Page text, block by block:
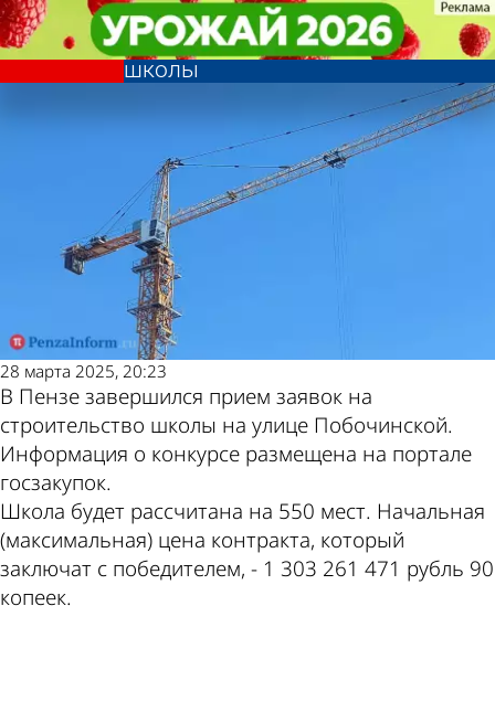
В Пензе закончили принимать
заявки на строительство новой
школы
Учеба
28 марта 2025, 20:23
В Пензе завершился прием заявок на
строительство школы на улице Побочинской.
Информация о конкурсе размещена на портале
госзакупок.
Школа будет рассчитана на 550 мест. Начальная
(максимальная) цена контракта, который
заключат с победителем, - 1 303 261 471 рубль 90
копеек.
В Пензе закончили принимать
заявки на строительство новой
школы
Учеба
Другие новости
по теме
Погода и курсы
валют в Пензе